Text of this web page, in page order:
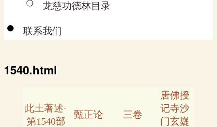
龙慈功德林目录
联系我们
1540.html
此土著述·
第1540部
甄正论 三卷
唐佛授
记寺沙
门玄嶷